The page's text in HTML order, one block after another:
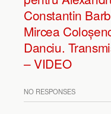
Constantin
Mircea
Danciu.
– VIDEO
NO RESPONSES